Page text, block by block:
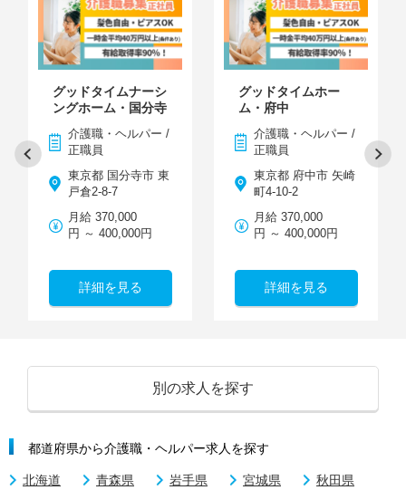
グッドタイムナーシ
ングホーム・国分寺
介護職・ヘルパー /
正職員
東京都 国分寺市 東
戸倉2-8-7
月給 370,000
円 ～ 400,000円
詳細を見る
グッドタイムホー
ム・府中
介護職・ヘルパー /
正職員
東京都 府中市 矢崎
町4-10-2
月給 370,000
円 ～ 400,000円
詳細を見る
別の求人を探す
都道府県から介護職・ヘルパー求人を探す
北海道 青森県 岩手県 宮城県
秋田県